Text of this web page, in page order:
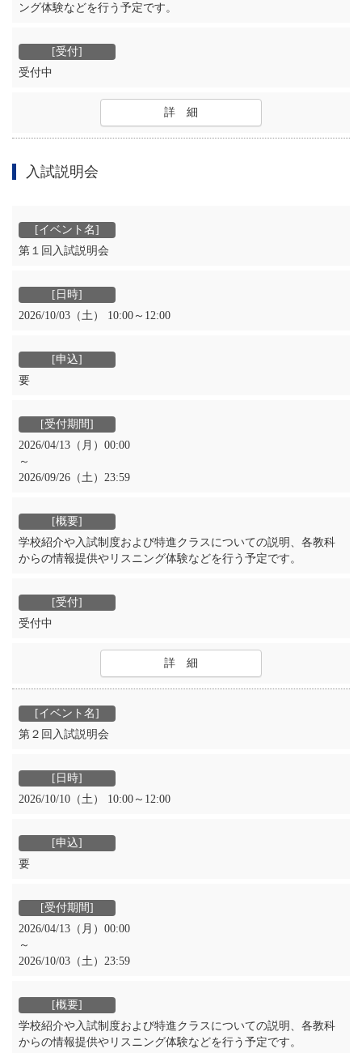
ング体験などを行う予定です。
受付中
詳 細
入試説明会
第１回入試説明会
2026/10/03（土） 10:00～12:00
要
2026/04/13（月）00:00
～
2026/09/26（土）23:59
学校紹介や入試制度および特進クラスについての説明、各教科
からの情報提供やリスニング体験などを行う予定です。
受付中
詳 細
第２回入試説明会
2026/10/10（土） 10:00～12:00
要
2026/04/13（月）00:00
～
2026/10/03（土）23:59
学校紹介や入試制度および特進クラスについての説明、各教科
からの情報提供やリスニング体験などを行う予定です。